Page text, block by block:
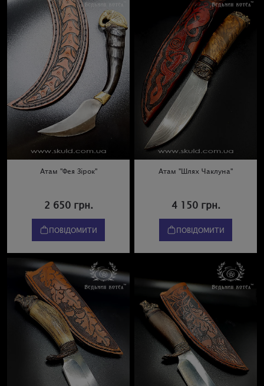
Атам "Фея Зірок"
2 650 грн.
ПОВІДОМИТИ
Атам "Шлях Чаклуна"
4 150 грн.
ПОВІДОМИТИ